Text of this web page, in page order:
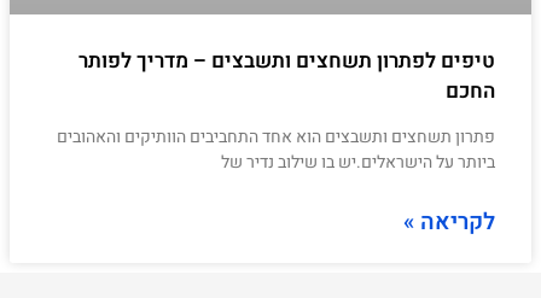
טיפים לפתרון תשחצים ותשבצים – מדריך לפותר
החכם
פתרון תשחצים ותשבצים הוא אחד התחביבים הוותיקים והאהובים
ביותר על הישראלים.יש בו שילוב נדיר של
לקריאה »